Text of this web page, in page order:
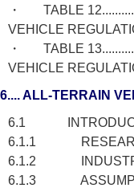
・ TABLE
VEHICLE
・ TABLE
VEHICLE
6.... ALL-TERRAIN
6.1
6.1.1
6.1.2 INDUSTRY
6.1.3